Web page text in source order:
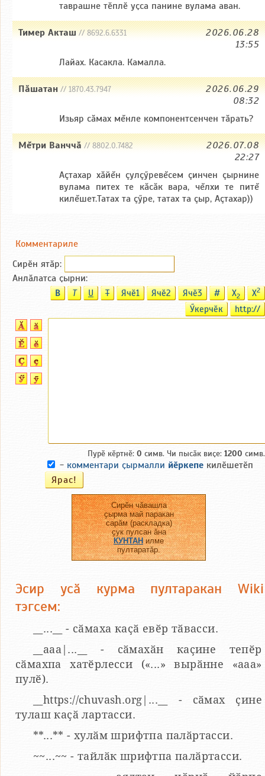
таврашне тӗплӗ уҫса панине вулама аван.
Тимер Акташ// 8692.6.6331
2026.06.28
13:55
Лайах. Касакла. Камалла.
Пăшатан// 1870.43.7947
2026.06.29
08:32
Изьяр сăмах мĕнле компонентсенчен тăрать?
Мĕтри Ванччă// 8802.0.7482
2026.07.08
22:27
Аçтахар хăйĕн çулçӳревĕсем çинчен çырнине
вулама питех те кăсăк вара, чĕлхи те питĕ
килĕшет.Татах та çӳре, татах та çыр, Аçтахар))
Комментариле
Сирӗн ятӑp:
Анлӑлатса ҫырни:
B T U T Ячӗ1 Ячӗ2 Ячӗ3 # X2 X2
Ӳкерчӗк http://
Пурӗ кӗртнӗ: 0 симв. Чи пысӑк виҫе: 1200 симв.
- комментари ҫырмалли йӗркепе килӗшетӗп
Сирӗн чӑвашла
ҫырма май паракан
сарӑм (раскладка)
ҫук пулсан ӑна
КУНТАН илме
пултаратӑр.
Эсир усӑ курма пултаракан Wiki
тэгсем:
__...__ - сӑмаха каҫӑ евӗр тӑвасси.
__aaa|...__ - сӑмахӑн каҫине тепӗр
сӑмахпа хатӗрлесси («...» вырӑнне «ааа»
пулӗ).
__https://chuvash.org|...__ - сӑмах ҫине
тулаш каҫӑ лартасси.
**...** - хулӑм шрифтпа палӑртасси.
~~...~~ - тайлӑк шрифтпа палӑртасси.